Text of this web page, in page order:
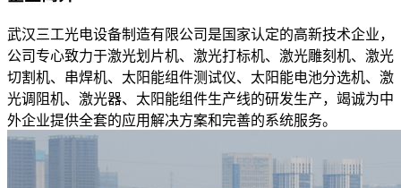
武汉三工光电设备制造有限公司是国家认定的高新技术企业，
公司专心致力于激光划片机、激光打标机、激光雕刻机、激光
切割机、串焊机、太阳能组件测试仪、太阳能电池分选机、激
光调阻机、激光器、太阳能组件生产线的研发生产，竭诚为中
外企业提供全套的应用解决方案和完善的系统服务。